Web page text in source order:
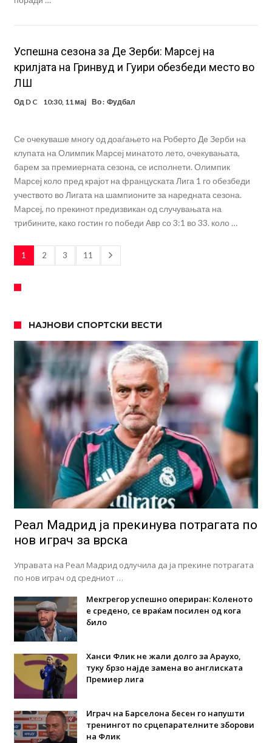
Успешна сезона за Де Зерби: Марсеј на
крилјата на Гринвуд и Гуири обезбеди место во
ЛШ
Од D C 10:30, 11 мај Во : Фудбал
Се очекуваше многу од доаѓањето на Роберто Де Зерби на
клупата на Олимпик Марсеј минатото лето, очекувањата,
барем за премиерната сезона, се исполнети. Олимпик
Марсеј коло пред крајот на француската Лига 1 го обезбеди
учеството во Лигата на шампионите за наредната сезона.
Марсеј, по прекинот предизвикан од случувањата на
трибините, како гостин го победи Авр со 3:1 во 33. коло …
1 2 3 11
НАЈНОВИ СПОРТСКИ ВЕСТИ
Реал Мадрид ја прекинува потрагата по
нов играч за врска
Управата на Реал Мадрид одлучила да ја прекине потрагата
по нов играч од средниот …
Мекгрегор успешно опериран: Коленото
е средено, се враќам посилен од кога
било
Ханси Флик не жали долго за Араухо,
туку брзо најде замена во англиската
Премиер лига
Играч на Барселона бесен го напушти
тренингот по срцепарателните зборови
на Флик